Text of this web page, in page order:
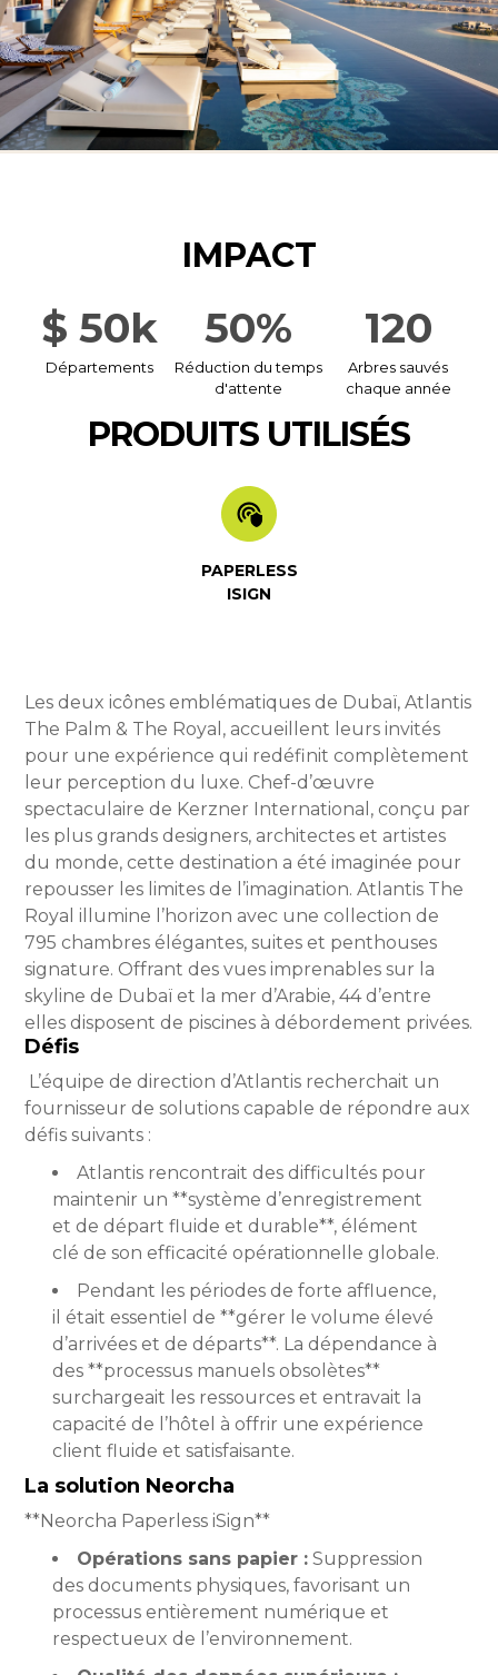
IMPACT
$ 50k
Départements
50%
Réduction du temps
d'attente
120
Arbres sauvés
chaque année
PRODUITS UTILISÉS
PAPERLESS
ISIGN
Les deux icônes emblématiques de Dubaï, Atlantis
The Palm & The Royal, accueillent leurs invités
pour une expérience qui redéfinit complètement
leur perception du luxe. Chef-d’œuvre
spectaculaire de Kerzner International, conçu par
les plus grands designers, architectes et artistes
du monde, cette destination a été imaginée pour
repousser les limites de l’imagination. Atlantis The
Royal illumine l’horizon avec une collection de
795 chambres élégantes, suites et penthouses
signature. Offrant des vues imprenables sur la
skyline de Dubaï et la mer d’Arabie, 44 d’entre
elles disposent de piscines à débordement privées.
Défis
L’équipe de direction d’Atlantis recherchait un
fournisseur de solutions capable de répondre aux
défis suivants :
Atlantis rencontrait des difficultés pour
maintenir un **système d’enregistrement
et de départ fluide et durable**, élément
clé de son efficacité opérationnelle globale.
Pendant les périodes de forte affluence,
il était essentiel de **gérer le volume élevé
d’arrivées et de départs**. La dépendance à
des **processus manuels obsolètes**
surchargeait les ressources et entravait la
capacité de l’hôtel à offrir une expérience
client fluide et satisfaisante.
La solution Neorcha
**Neorcha Paperless iSign**
Opérations sans papier : Suppression
des documents physiques, favorisant un
processus entièrement numérique et
respectueux de l’environnement.
Intégrations
Actualités